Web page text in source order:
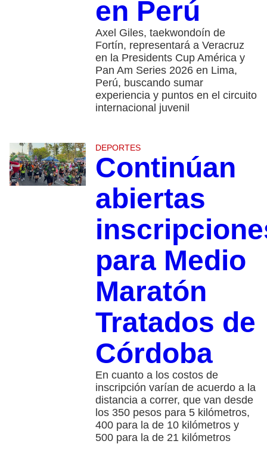
en Perú
Axel Giles, taekwondoín de
Fortín, representará a Veracruz
en la Presidents Cup América y
Pan Am Series 2026 en Lima,
Perú, buscando sumar
experiencia y puntos en el circuito
internacional juvenil
DEPORTES
Continúan
abiertas
para Medio
Maratón
Tratados de
Córdoba
En cuanto a los costos de
inscripción varían de acuerdo a la
distancia a correr, que van desde
los 350 pesos para 5 kilómetros,
400 para la de 10 kilómetros y
500 para la de 21 kilómetros